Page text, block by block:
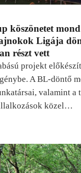
köszönetet
Ligája
részt vett
projekt
A BL-döntő
valamint a
közel…